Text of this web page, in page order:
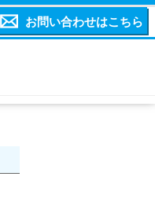
お問い合わせはこちら